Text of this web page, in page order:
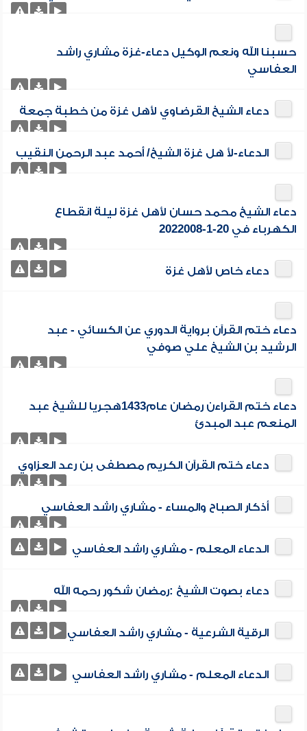
حسبنا الله ونعم الوكيل دعاء-غزة مشاري راشد
العفاسي
دعاء الشيخ القرضاوي لأهل غزة من خطبة جمعة
الدعاء-لأ هل غزة الشيخ/ أحمد عبد الرحمن النقيب
دعاء الشيخ محمد حسان لأهل غزة ليلة انقطاع
الكهرباء في 20-1-2022008
دعاء خاص لأهل غزة
دعاء ختم القرآن برواية الدوري عن الكسائي - عبد
الرشيد بن الشيخ علي صوفي
دعاء ختم القراءن رمضان عام1433هجريا للشيخ عبد
المنعم عبد المبدئ
دعاء ختم القرآن الكريم مصطفى بن رعد العزاوي
أذكار الصباح والمساء - مشاري راشد العفاسي
الدعاء المعلم - مشاري راشد العفاسي
دعاء بصوت الشيخ :رمضان شكور رحمه الله
الرقية الشرعية - مشاري راشد العفاسي
الدعاء المعلم - مشاري راشد العفاسي